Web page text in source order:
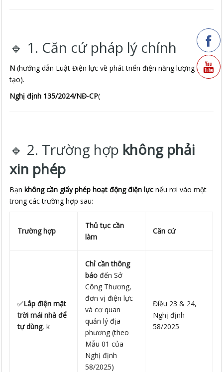
🔹 1. Căn cứ pháp lý chính
N (hướng dẫn Luật Điện lực về phát triển điện năng lượng tái
tạo).
Nghị định 135/2024/NĐ-CP(
🔹 2. Trường hợp không phải
xin phép
Bạnkhông cần giấy phép hoạt động điện lực nếu rơi vào một
trong các trường hợp sau:
Trường hợp
Thủ tục cần
làm
Căn cứ
✅Lắp điện mặt
trời mái nhà để
tự dùng, k
Chỉ cần thông
báo đến Sở
Công Thương,
đơn vị điện lực
và cơ quan
quản lý địa
phương (theo
Mẫu 01 của
Nghị định
58/2025)
Điều 23 & 24,
Nghị định
58/2025